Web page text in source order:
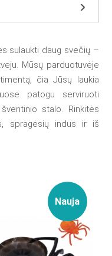
sulaukti daug svečių –
Mūsų parduotuvėje
čia Jūsų laukia
patogu serviruoti
stalo. Rinkitės
spragėsių indus ir iš
Nauja